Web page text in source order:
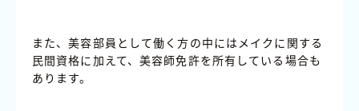
また、美容部員として働く方の中にはメイクに関する
民間資格に加えて、美容師免許を所有している場合も
あります。